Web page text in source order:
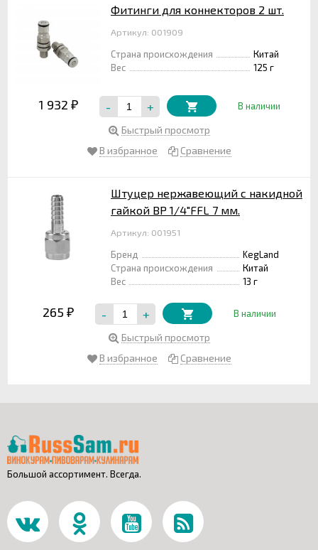
Фитинги для коннекторов 2 шт.
Артикул: 001909
Страна происхождения
Китай
Вес
125 г
1 932 ₽ - + В наличии
Быстрый просмотр
В избранное
Сравнение
Штуцер нержавеющий с накидной
гайкой ВР 1/4"FFL 7 мм.
Артикул: 001951
Бренд
KegLand
Страна происхождения
Китай
Вес
13 г
265 ₽ - + В наличии
Быстрый просмотр
В избранное
Сравнение
Большой ассортимент. Всегда.